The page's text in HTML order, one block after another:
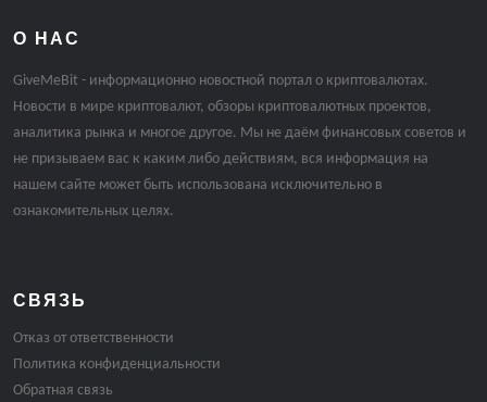
О НАС
GiveMeBit - информационно новостной портал о криптовалютах.
Новости в мире криптовалют, обзоры криптовалютных проектов,
аналитика рынка и многое другое. Мы не даём финансовых советов и
не призываем вас к каким либо действиям, вся информация на
нашем сайте может быть использована исключительно в
ознакомительных целях.
СВЯЗЬ
Отказ от ответственности
Политика конфиденциальности
Обратная связь